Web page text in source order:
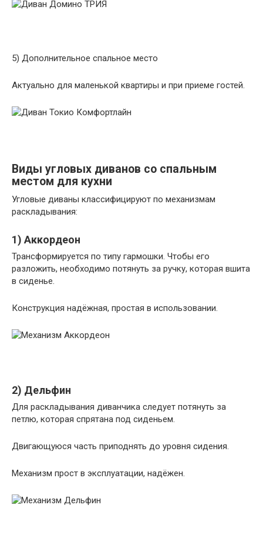
5) Дополнительное спальное место
Актуально для маленькой квартиры и при приеме гостей.
Виды угловых диванов со спальным
местом для кухни
Угловые диваны классифицируют по механизмам
раскладывания:
1) Аккордеон
Трансформируется по типу гармошки. Чтобы его
разложить, необходимо потянуть за ручку, которая вшита
в сиденье.
Конструкция надёжная, простая в использовании.
2) Дельфин
Для раскладывания диванчика следует потянуть за
петлю, которая спрятана под сиденьем.
Двигающуюся часть приподнять до уровня сидения.
Механизм прост в эксплуатации, надёжен.